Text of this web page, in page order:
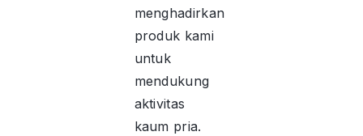
menghadirkan
produk kami
untuk
mendukung
aktivitas
kaum pria.